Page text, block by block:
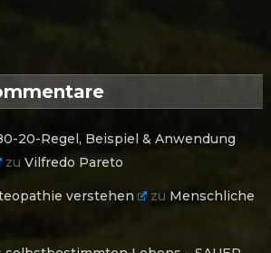
20-Regel, Beispiel & Anwendung
zuVilfredo Pareto
verstehen zu Menschliche